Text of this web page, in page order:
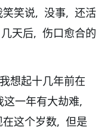
笑笑说, 没事, 还活
天后, 伤口愈合的
想起十几年前在
一年有大劫难,
这个岁数, 但是